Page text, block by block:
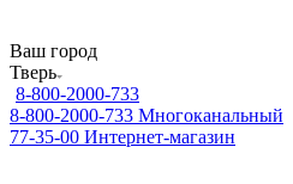
Ваш город
Тверь
8-800-2000-733
8-800-2000-733 Многоканальный
77-35-00 Интернет-магазин